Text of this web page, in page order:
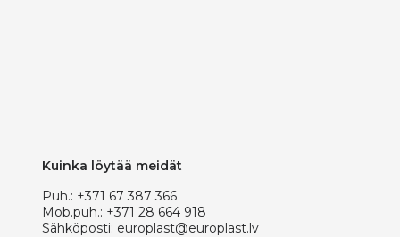
Kuinka löytää meidät
Puh.: +371 67 387 366
Mob.puh.: +371 28 664 918
Sähköposti: europlast@europlast.lv